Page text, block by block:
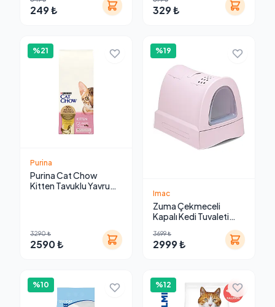
249 ₺ 329 ₺
%21
Purina
Purina Cat Chow
Kitten Tavuklu Yavru
3290 ₺
2590 ₺
%19
Imac
Zuma Çekmeceli
Kapalı Kedi Tuvaleti
3699 ₺
2999 ₺
%10 %12